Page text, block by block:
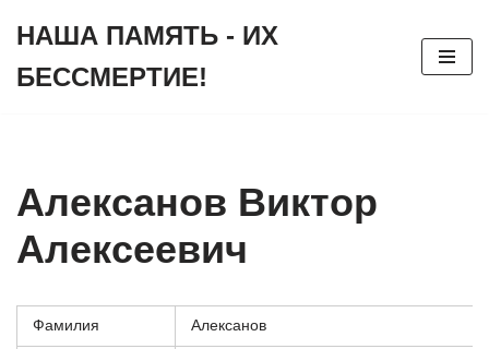
к
НАША ПАМЯТЬ - ИХ
БЕССМЕРТИЕ!
Алексанов Виктор
Алексеевич
Фамилия Алексанов